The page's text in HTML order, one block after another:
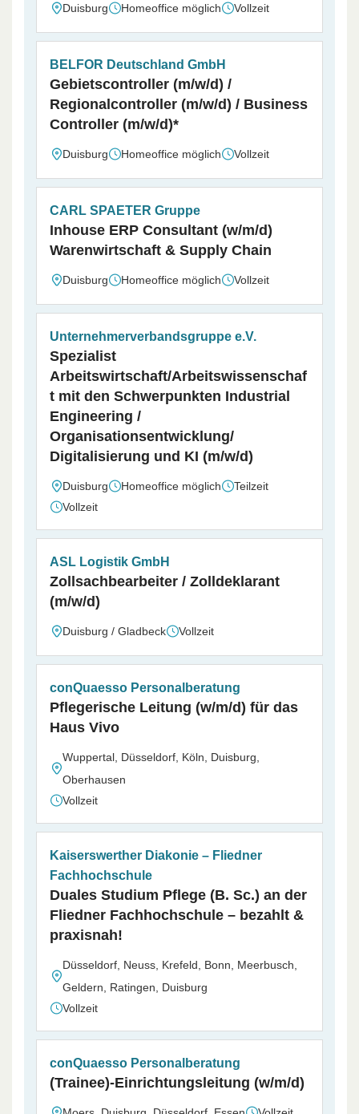
Duisburg Homeoffice möglich Vollzeit
BELFOR Deutschland GmbH
Gebietscontroller (m/w/d) /
Regionalcontroller (m/w/d) / Business
Controller (m/w/d)*
Duisburg Homeoffice möglich Vollzeit
CARL SPAETER Gruppe
Inhouse ERP Consultant (w/m/d)
Warenwirtschaft & Supply Chain
Duisburg Homeoffice möglich Vollzeit
Unternehmerverbandsgruppe e.V.
Spezialist
Arbeitswirtschaft/Arbeitswissenschaf
t mit den Schwerpunkten Industrial
Engineering /
Organisationsentwicklung/
Digitalisierung und KI (m/w/d)
Duisburg Homeoffice möglich
Teilzeit
Vollzeit
ASL Logistik GmbH
Zollsachbearbeiter / Zolldeklarant
(m/w/d)
Duisburg / Gladbeck Vollzeit
conQuaesso Personalberatung
Pflegerische Leitung (w/m/d) für das
Haus Vivo
Wuppertal, Düsseldorf, Köln, Duisburg,
Oberhausen
Vollzeit
Kaiserswerther Diakonie – Fliedner
Fachhochschule
Duales Studium Pflege (B. Sc.) an der
Fliedner Fachhochschule – bezahlt &
praxisnah!
Düsseldorf, Neuss, Krefeld, Bonn, Meerbusch,
Geldern, Ratingen, Duisburg
Vollzeit
conQuaesso Personalberatung
(Trainee)-Einrichtungsleitung (w/m/d)